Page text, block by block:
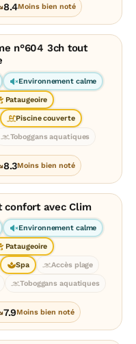
8.4Moins bien noté
n°604 3ch tout
Environnement calme
Pataugeoire
Piscine couverte
Toboggans aquatiques
8.3Moins bien noté
confort avec Clim
Environnement calme
Pataugeoire
Spa Accès plage
Toboggans aquatiques
7.9Moins bien noté